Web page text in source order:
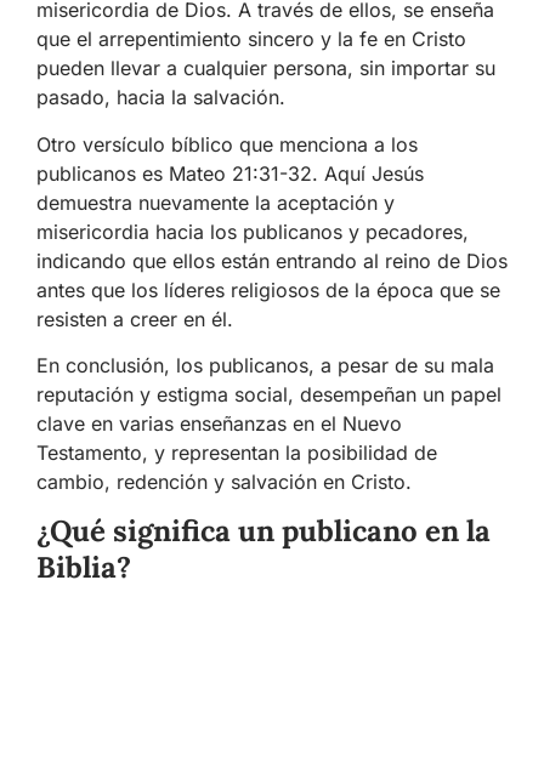
misericordia de Dios. A través de ellos, se enseña
que el arrepentimiento sincero y la fe en Cristo
pueden llevar a cualquier persona, sin importar su
pasado, hacia la salvación.
Otro versículo bíblico que menciona a los
publicanos es Mateo 21:31-32. Aquí Jesús
demuestra nuevamente la aceptación y
misericordia hacia los publicanos y pecadores,
indicando que ellos están entrando al reino de Dios
antes que los líderes religiosos de la época que se
resisten a creer en él.
En conclusión, los publicanos, a pesar de su mala
reputación y estigma social, desempeñan un papel
clave en varias enseñanzas en el Nuevo
Testamento, y representan la posibilidad de
cambio, redención y salvación en Cristo.
¿Qué significa un publicano en la
Biblia?